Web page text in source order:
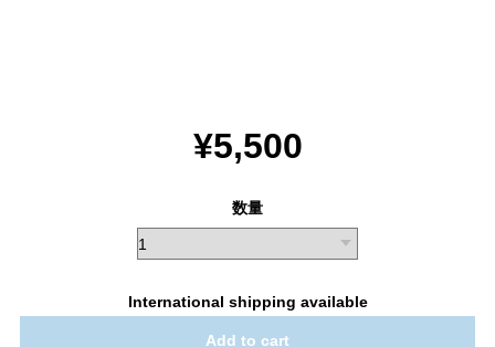
¥5,500
数量
International shipping available
Add to cart